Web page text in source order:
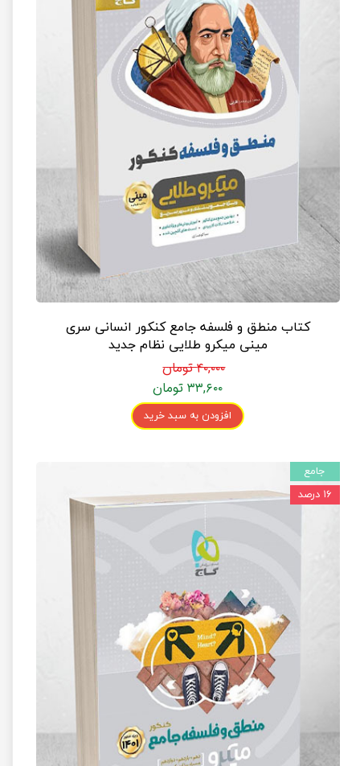
کتاب منطق و فلسفه جامع کنکور انسانی سری
مینی میکرو طلایی نظام جدید
۴۰,۰۰۰ تومان
۳۳,۶۰۰ تومان
افزودن به سبد خرید
جامع
۱۶ درصد